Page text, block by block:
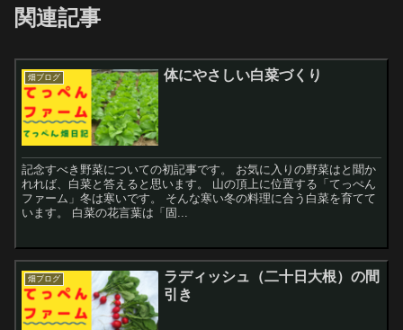
関連記事
畑ブログ 体にやさしい白菜づくり
記念すべき野菜についての初記事です。 お気に入りの野菜はと聞か
れれば、白菜と答えると思います。 山の頂上に位置する「てっぺん
ファーム」冬は寒いです。 そんな寒い冬の料理に合う白菜を育てて
います。 白菜の花言葉は「固...
畑ブログ
ラディッシュ（二十日大根）の間
引き